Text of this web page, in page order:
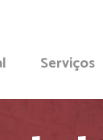
Serviços